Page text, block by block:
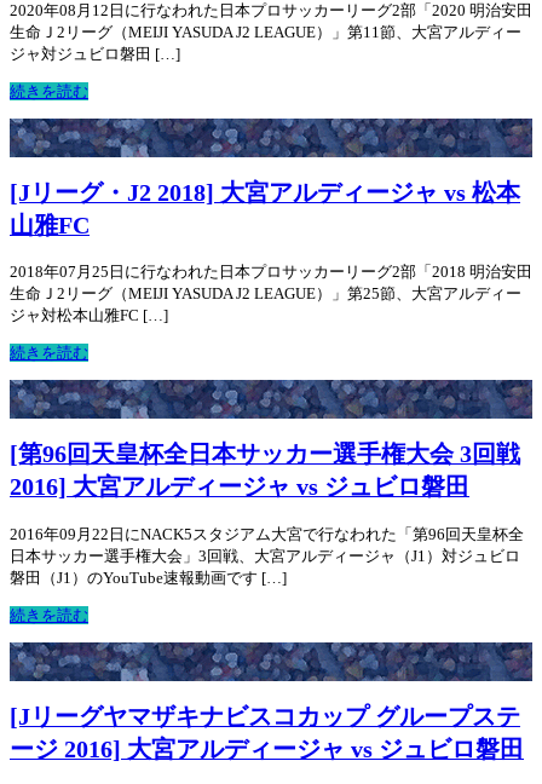
2020年08月12日に行なわれた日本プロサッカーリーグ2部「2020 明治安田
生命Ｊ2リーグ（MEIJI YASUDA J2 LEAGUE）」第11節、大宮アルディー
ジャ対ジュビロ磐田 […]
続きを読む
[Jリーグ・J2 2018] 大宮アルディージャ vs 松本
山雅FC
2018年07月25日に行なわれた日本プロサッカーリーグ2部「2018 明治安田
生命Ｊ2リーグ（MEIJI YASUDA J2 LEAGUE）」第25節、大宮アルディー
ジャ対松本山雅FC […]
続きを読む
[第96回天皇杯全日本サッカー選手権大会 3回戦
2016] 大宮アルディージャ vs ジュビロ磐田
2016年09月22日にNACK5スタジアム大宮で行なわれた「第96回天皇杯全
日本サッカー選手権大会」3回戦、大宮アルディージャ（J1）対ジュビロ
磐田（J1）のYouTube速報動画です […]
続きを読む
[Jリーグヤマザキナビスコカップ グループステ
ージ 2016] 大宮アルディージャ vs ジュビロ磐田